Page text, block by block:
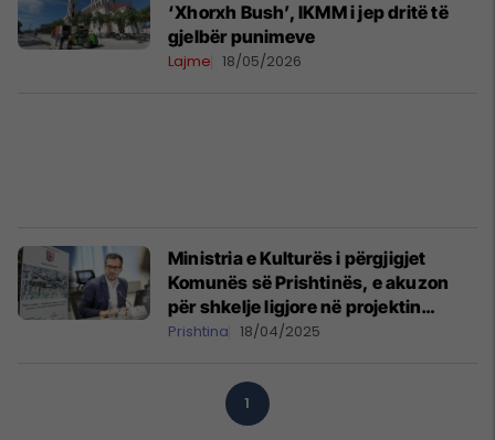
‘Xhorxh Bush’, IKMM i jep dritë të
gjelbër punimeve
Lajme 18/05/2026
Ministria e Kulturës i përgjigjet
Komunës së Prishtinës, e akuzon
për shkelje ligjore në projektin
“Xhorxh Bush”
Prishtina 18/04/2025
1